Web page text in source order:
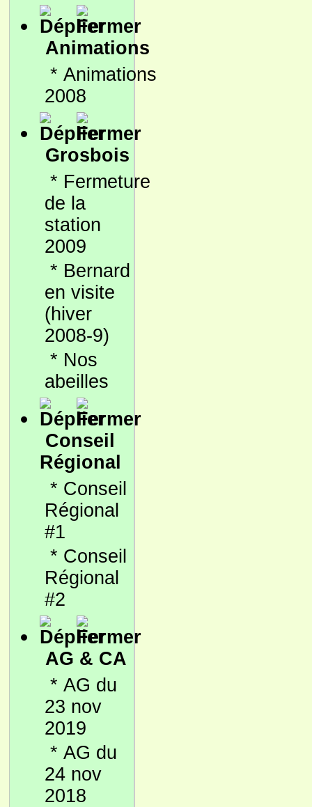
Animations
* Animations
2008
Grosbois
* Fermeture
de la
station
2009
* Bernard
en visite
(hiver
2008-9)
* Nos
abeilles
Conseil
Régional
* Conseil
Régional
#1
* Conseil
Régional
#2
AG & CA
* AG du
23 nov
2019
* AG du
24 nov
2018